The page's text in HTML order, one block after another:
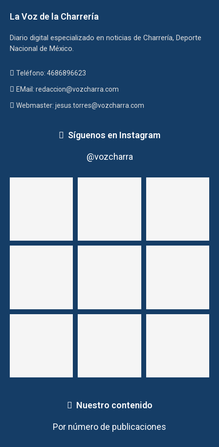
La Voz de la Charrería
Diario digital especializado en noticias de Charrería, Deporte
Nacional de México.
Teléfono: 4686896623
EMail: redaccion@vozcharra.com
Webmaster: jesus.torres@vozcharra.com
Síguenos en Instagram
@vozcharra
Nuestro contenido
Por número de publicaciones